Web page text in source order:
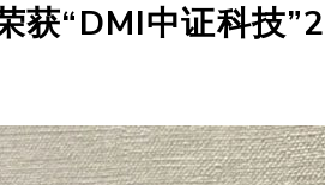
获“DMI中证科技